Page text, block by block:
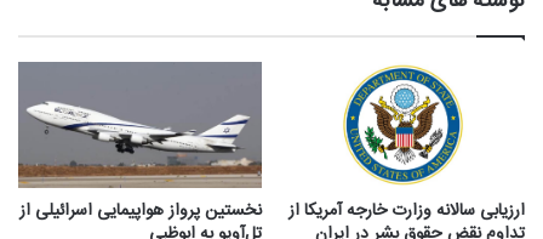
ارزیابی سالانه وزارت خارجه آمریکا از نخستین پرواز هواپیمایی اسرائیلی از